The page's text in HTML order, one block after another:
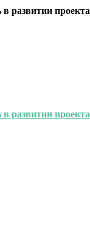
развитии проекта
развитии проекта